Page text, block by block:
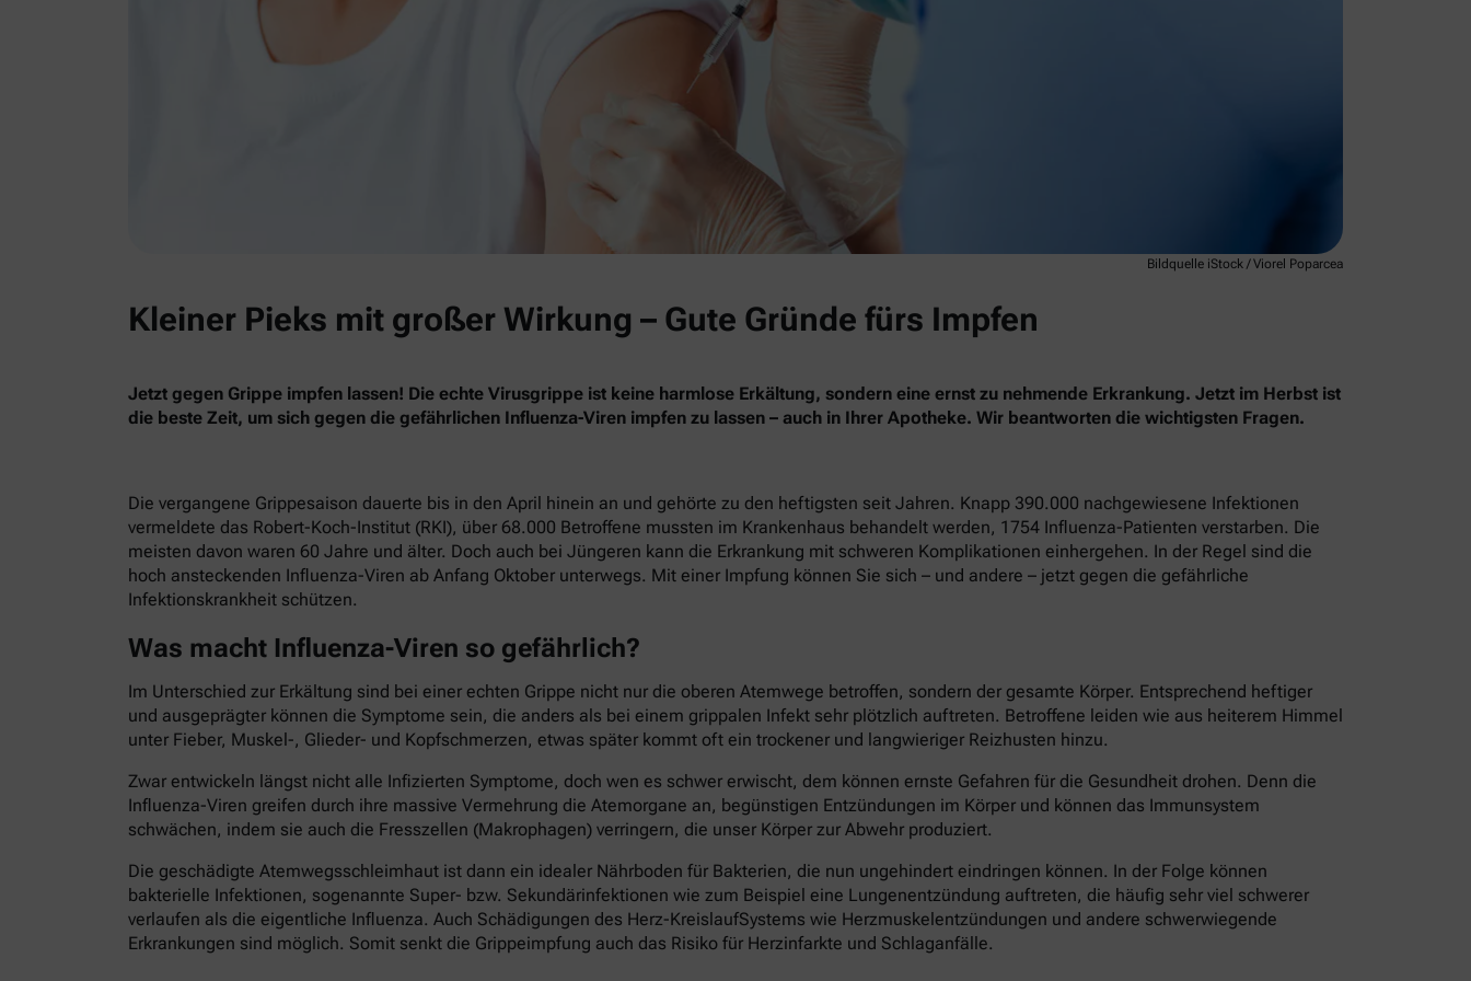
Bildquelle iStock / Viorel Poparcea
Kleiner Pieks mit großer Wirkung – Gute Gründe fürs Impfen
Jetzt gegen Grippe impfen lassen! Die echte Virusgrippe ist keine harmlose Erkältung, sondern eine ernst zu nehmende Erkrankung. Jetzt im Herbst ist
die beste Zeit, um sich gegen die gefährlichen Influenza-Viren impfen zu lassen – auch in Ihrer Apotheke. Wir beantworten die wichtigsten Fragen.
Die vergangene Grippesaison dauerte bis in den April hinein an und gehörte zu den heftigsten seit Jahren. Knapp 390.000 nachgewiesene Infektionen
vermeldete das Robert-Koch-Institut (RKI), über 68.000 Betroffene mussten im Krankenhaus behandelt werden, 1754 Influenza-Patienten verstarben. Die
meisten davon waren 60 Jahre und älter. Doch auch bei Jüngeren kann die Erkrankung mit schweren Komplikationen einhergehen. In der Regel sind die
hoch ansteckenden Influenza-Viren ab Anfang Oktober unterwegs. Mit einer Impfung können Sie sich – und andere – jetzt gegen die gefährliche
Infektionskrankheit schützen.
Was macht Influenza-Viren so gefährlich?
Im Unterschied zur Erkältung sind bei einer echten Grippe nicht nur die oberen Atemwege betroffen, sondern der gesamte Körper. Entsprechend heftiger
und ausgeprägter können die Symptome sein, die anders als bei einem grippalen Infekt sehr plötzlich auftreten. Betroffene leiden wie aus heiterem Himmel
unter Fieber, Muskel-, Glieder- und Kopfschmerzen, etwas später kommt oft ein trockener und langwieriger Reizhusten hinzu.
Zwar entwickeln längst nicht alle Infizierten Symptome, doch wen es schwer erwischt, dem können ernste Gefahren für die Gesundheit drohen. Denn die
Influenza-Viren greifen durch ihre massive Vermehrung die Atemorgane an, begünstigen Entzündungen im Körper und können das Immunsystem
schwächen, indem sie auch die Fresszellen (Makrophagen) verringern, die unser Körper zur Abwehr produziert.
Die geschädigte Atemwegsschleimhaut ist dann ein idealer Nährboden für Bakterien, die nun ungehindert eindringen können. In der Folge können
bakterielle Infektionen, sogenannte Super- bzw. Sekundärinfektionen wie zum Beispiel eine Lungenentzündung auftreten, die häufig sehr viel schwerer
verlaufen als die eigentliche Influenza. Auch Schädigungen des Herz-KreislaufSystems wie Herzmuskelentzündungen und andere schwerwiegende
Erkrankungen sind möglich. Somit senkt die Grippeimpfung auch das Risiko für Herzinfarkte und Schlaganfälle.